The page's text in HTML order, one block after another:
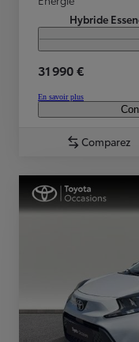
Hybride
31 990 €
En savoir plus
Comparez